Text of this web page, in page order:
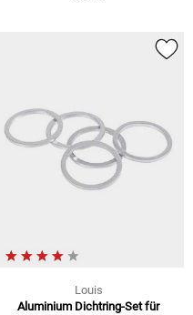
Louis
Aluminium Dichtring-Set für